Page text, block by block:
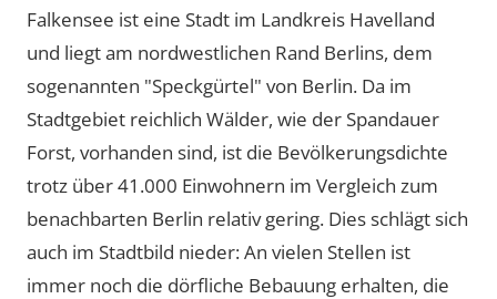
Falkensee ist eine Stadt im Landkreis Havelland
und liegt am nordwestlichen Rand Berlins, dem
sogenannten Speckgürtel von Berlin. Da im
Stadtgebiet reichlich Wälder, wie der Spandauer
Forst, vorhanden sind, ist die Bevölkerungsdichte
trotz über 41.000 Einwohnern im Vergleich zum
benachbarten Berlin relativ gering. Dies schlägt sich
auch im Stadtbild nieder: An vielen Stellen ist
immer noch die dörfliche Bebauung erhalten, die